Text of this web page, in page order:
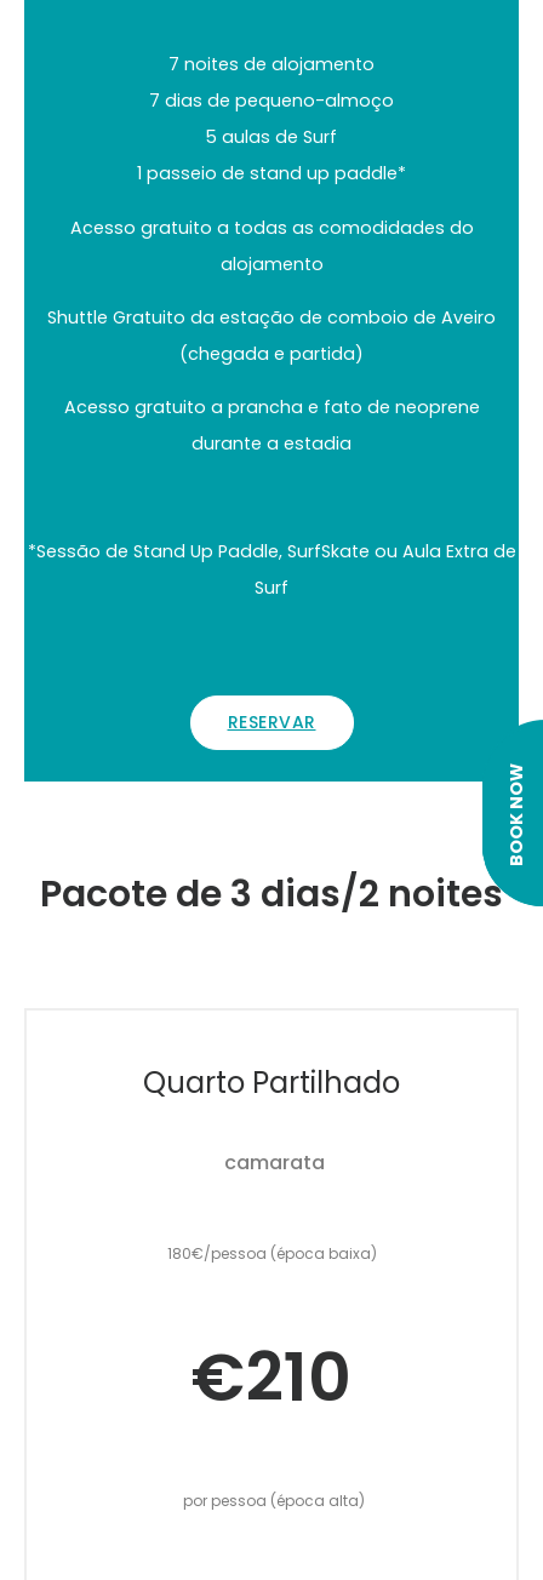
7 noites de alojamento
7 dias de pequeno-almoço
5 aulas de Surf
1 passeio de stand up paddle*
Acesso gratuito a todas as comodidades do
alojamento
Shuttle Gratuito da estação de comboio de Aveiro
(chegada e partida)
Acesso gratuito a prancha e fato de neoprene
durante a estadia
*Sessão de Stand Up Paddle, SurfSkate ou Aula Extra de
Surf
RESERVAR
Pacote de 3 dias/2 noites
Quarto Partilhado
camarata
180€/pessoa (época baixa)
€210
por pessoa (época alta)
BOOK NOW